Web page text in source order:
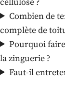
Combien de
complète de
Pourquoi
la zinguerie ?
Faut-il